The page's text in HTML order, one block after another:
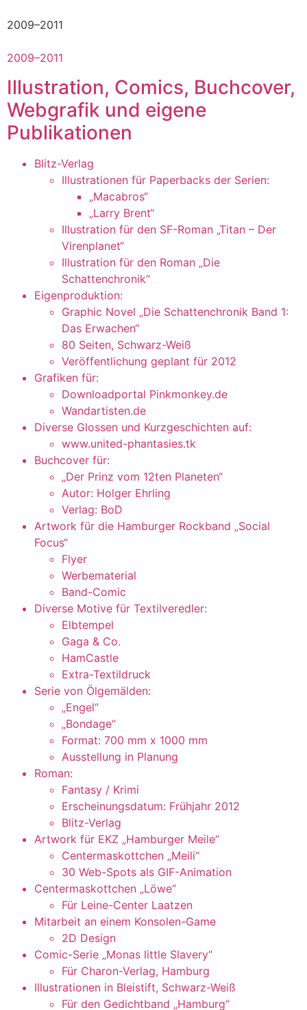
2009–2011
2009–2011
Illustration, Comics, Buchcover,
Webgrafik und eigene
Publikationen
Blitz-Verlag
Illustrationen für Paperbacks der Serien:
„Macabros“
„Larry Brent“
Illustration für den SF-Roman „Titan – Der
Virenplanet“
Illustration für den Roman „Die
Schattenchronik“
Eigenproduktion:
Graphic Novel „Die Schattenchronik Band 1:
Das Erwachen“
80 Seiten, Schwarz-Weiß
Veröffentlichung geplant für 2012
Grafiken für:
Downloadportal Pinkmonkey.de
Wandartisten.de
Diverse Glossen und Kurzgeschichten auf:
www.united-phantasies.tk
Buchcover für:
„Der Prinz vom 12ten Planeten“
Autor: Holger Ehrling
Verlag: BoD
Artwork für die Hamburger Rockband „Social
Focus“
Flyer
Werbematerial
Band-Comic
Diverse Motive für Textilveredler:
Elbtempel
Gaga & Co.
HamCastle
Extra-Textildruck
Serie von Ölgemälden:
„Engel“
„Bondage“
Format: 700 mm x 1000 mm
Ausstellung in Planung
Roman:
Fantasy / Krimi
Erscheinungsdatum: Frühjahr 2012
Blitz-Verlag
Artwork für EKZ „Hamburger Meile“
Centermaskottchen „Meili“
30 Web-Spots als GIF-Animation
Centermaskottchen „Löwe“
Für Leine-Center Laatzen
Mitarbeit an einem Konsolen-Game
2D Design
Comic-Serie „Monas little Slavery“
Für Charon-Verlag, Hamburg
Illustrationen in Bleistift, Schwarz-Weiß
Für den Gedichtband „Hamburg“